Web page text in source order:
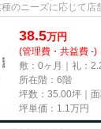
のニーズに応じて店
は一切...
38.5万円
(管理費・共益費 -)
敷：0ヶ月｜礼：
所在階：6階
坪数：35.00坪｜
坪単価： 1.1 万円